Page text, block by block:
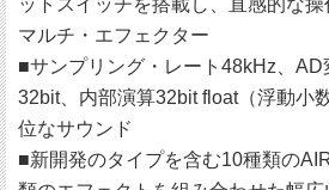
ットスイッチを搭載し、直感的な
マルチ・エフェクター
■サンプリング・レート48kHz、
32bit、内部演算32bit float（浮動小
位なサウンド
■新開発のタイプを含む10種類の